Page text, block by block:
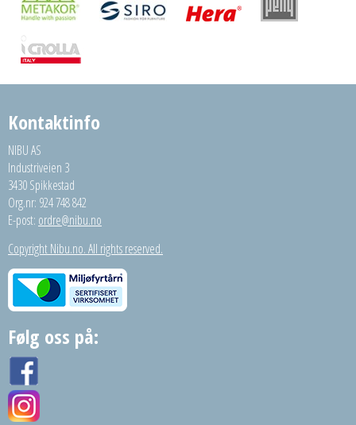
Kontaktinfo
NIBU AS
Industriveien 3
3430 Spikkestad
Org.nr: 924 748 842
E-post: ordre@nibu.no
Copyright Nibu.no. All rights reserved.
Følg oss på: